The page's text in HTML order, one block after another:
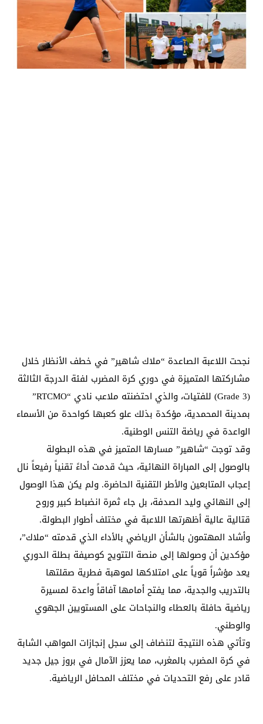
​نجحت اللاعبة الصاعدة “ملاك شاهير” في خطف الأنظار خلال
مشاركتها المتميزة في دوري كرة المضرب لفئة الدرجة الثالثة
(Grade 3) للفتيات، والذي احتضنته ملاعب نادي “RTCMO”
بمدينة المحمدية، مؤكدة بذلك علو كعبها كواحدة من الأسماء
الواعدة في رياضة التنس الوطنية.
​وقد توجت “شاهير” مسارها المتميز في هذه البطولة
بالوصول إلى المباراة النهائية، حيث قدمت أداءً تقنياً رفيعاً نال
إعجاب المتابعين والأطر التقنية الحاضرة. ولم يكن هذا الوصول
إلى النهائي وليد الصدفة، بل جاء ثمرة انضباط كبير وروح
قتالية عالية أظهرتها اللاعبة في مختلف أطوار البطولة.
​وأشاد المهتمون بالشأن الرياضي بالأداء الذي قدمته “ملاك”،
مؤكدين أن وصولها إلى منصة التتويج كوصيفة بطلة الدوري
يعد مؤشراً قوياً على امتلاكها لموهبة فطرية صقلتها
بالتدريب والجدية، مما يفتح أمامها آفاقاً واعدة لمسيرة
رياضية حافلة بالعطاء والنجاحات على المستويين الجهوي
والوطني.
​وتأتي هذه النتيجة لتنضاف إلى سجل إنجازات المواهب الشابة
في كرة المضرب بالمغرب، مما يعزز الآمال في بروز جيل جديد
قادر على رفع التحديات في مختلف المحافل الرياضية.